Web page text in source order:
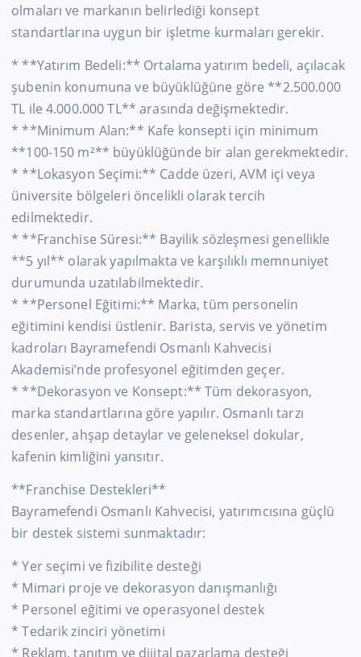
olmaları ve markanın belirlediği konsept
standartlarına uygun bir işletme kurmaları gerekir.
* **Yatırım Bedeli:** Ortalama yatırım bedeli, açılacak
şubenin konumuna ve büyüklüğüne göre **2.500.000
TL ile 4.000.000 TL** arasında değişmektedir.
* **Minimum Alan:** Kafe konsepti için minimum
**100-150 m²** büyüklüğünde bir alan gerekmektedir.
* **Lokasyon Seçimi:** Cadde üzeri, AVM içi veya
üniversite bölgeleri öncelikli olarak tercih
edilmektedir.
* **Franchise Süresi:** Bayilik sözleşmesi genellikle
**5 yıl** olarak yapılmakta ve karşılıklı memnuniyet
durumunda uzatılabilmektedir.
* **Personel Eğitimi:** Marka, tüm personelin
eğitimini kendisi üstlenir. Barista, servis ve yönetim
kadroları Bayramefendi Osmanlı Kahvecisi
Akademisi’nde profesyonel eğitimden geçer.
* **Dekorasyon ve Konsept:** Tüm dekorasyon,
marka standartlarına göre yapılır. Osmanlı tarzı
desenler, ahşap detaylar ve geleneksel dokular,
kafenin kimliğini yansıtır.
**Franchise Destekleri**
Bayramefendi Osmanlı Kahvecisi, yatırımcısına güçlü
bir destek sistemi sunmaktadır:
* Yer seçimi ve fizibilite desteği
* Mimari proje ve dekorasyon danışmanlığı
* Personel eğitimi ve operasyonel destek
* Tedarik zinciri yönetimi
* Reklam, tanıtım ve dijital pazarlama desteği